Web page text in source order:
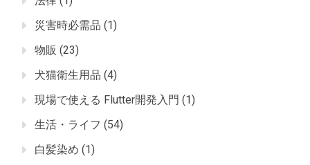
災害時必需品 (1)
物販 (23)
犬猫衛生用品 (4)
現場で使える Flutter開発入門 (1)
生活・ライフ (54)
白髪染め (1)